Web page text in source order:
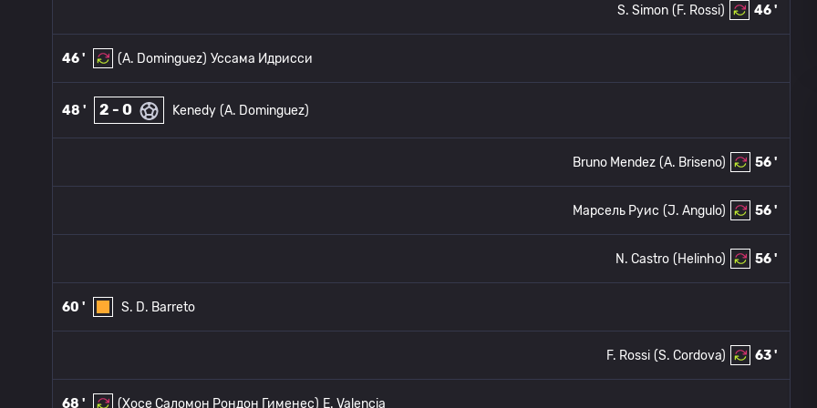
46 '
(F. Rossi)
S. Simon
46 ' (A. Dominguez) Уссама Идрисси
48 ' 2 - 0 Kenedy (A. Dominguez)
56 '
(A. Briseno)
Bruno Mendez
56 '
(J. Angulo)
Марсель Руис
56 '
(Helinho)
N. Castro
60 ' S. D. Barreto
63 '
(S. Cordova)
F. Rossi
68 ' (Хосе Саломон Рондон Гименес) E. Valencia